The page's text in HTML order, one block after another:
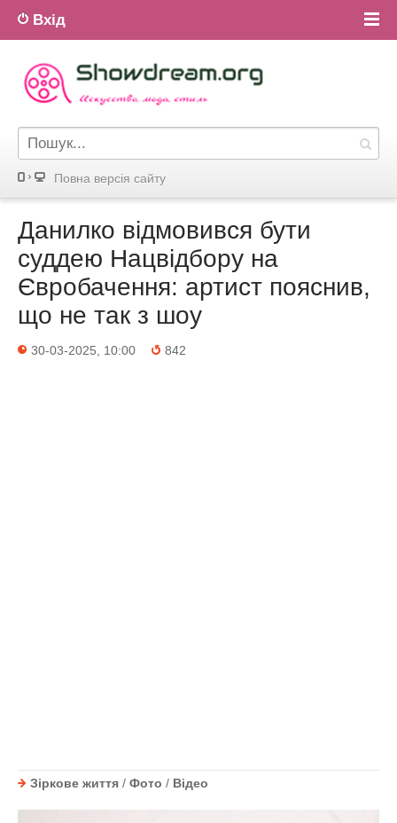
Вхід
Повна версiя сайту
Данилко відмовився бути
суддею Нацвідбору на
Євробачення: артист пояснив,
що не так з шоу
30-03-2025, 10:00 842
Зіркове життя / Фото / Відео